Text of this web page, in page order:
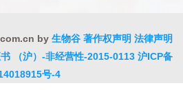
by 生物谷 著作权声明 法律声明
（沪）-非经营性-2015-0113 沪ICP备
号-4